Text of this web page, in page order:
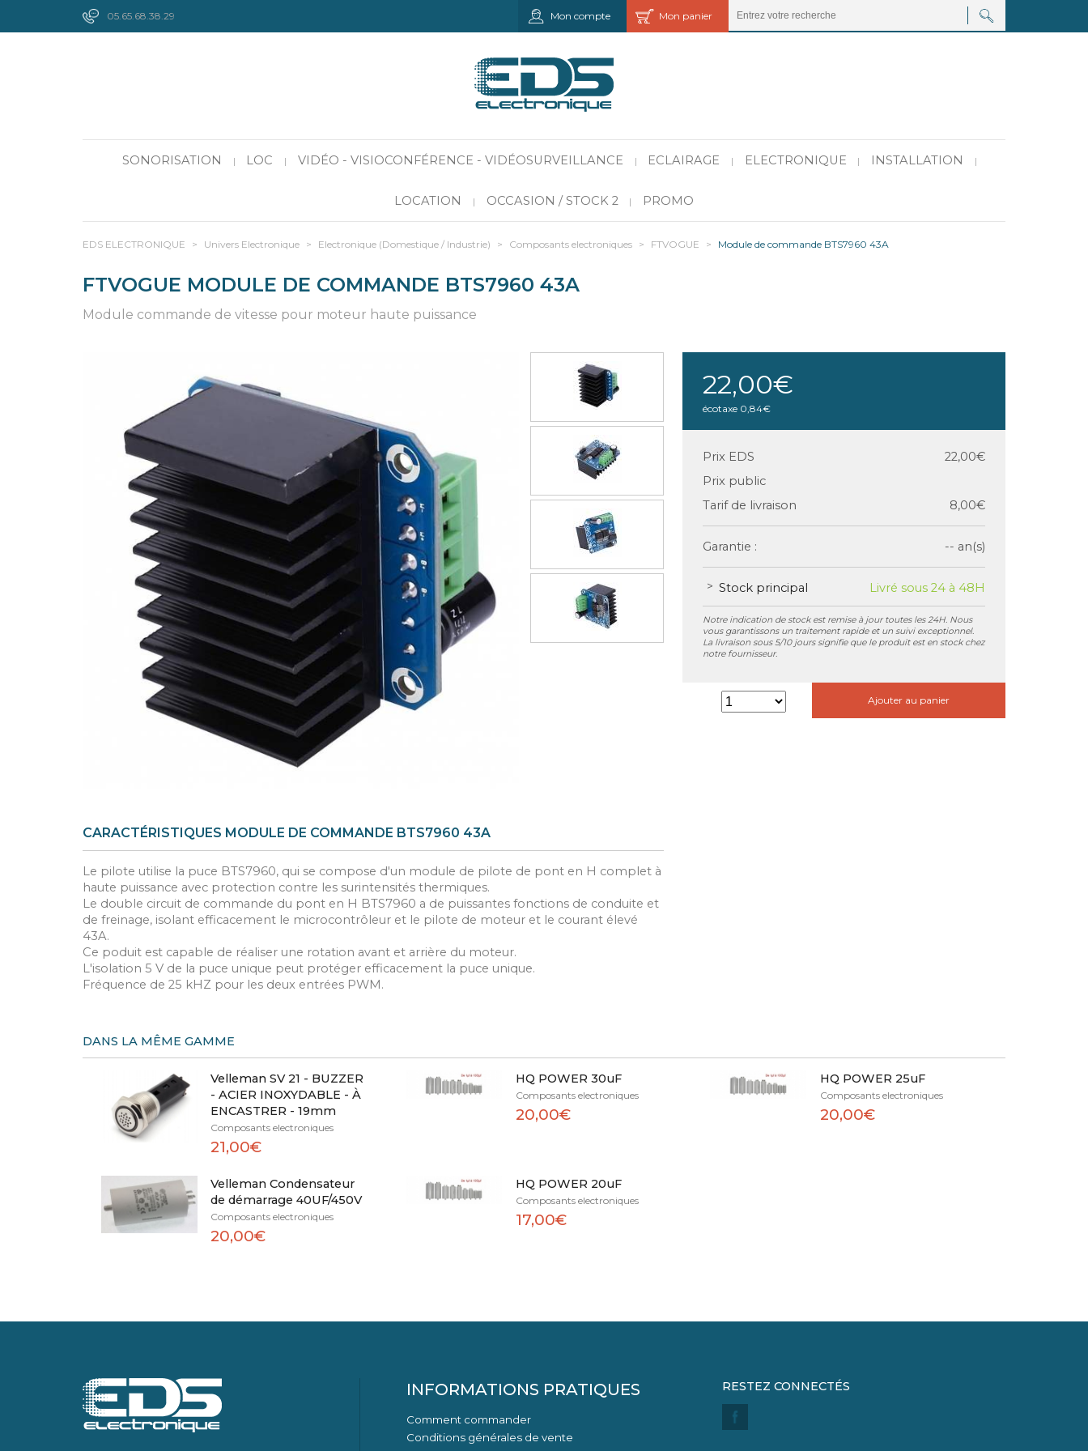
05.65.68.38.29 Mon panier
Mon compte
SONORISATION | LOC | VIDÉO - VISIOCONFÉRENCE - VIDÉOSURVEILLANCE | ECLAIRAGE | ELECTRONIQUE | INSTALLATION |
LOCATION | OCCASION / STOCK 2 | PROMO
EDS ELECTRONIQUE > Univers Electronique > Electronique (Domestique / Industrie) > Composants electroniques > FTVOGUE > Module de commande BTS7960 43A
FTVOGUE MODULE DE COMMANDE BTS7960 43A
Module commande de vitesse pour moteur haute puissance
22,00€
écotaxe 0,84€
Prix EDS
22,00€
Prix public
Tarif de livraison
8,00€
Garantie : -- an(s)
Stock principal Livré sous 24 à 48H
Notre indication de stock est remise à jour toutes les 24H. Nous
vous garantissons un traitement rapide et un suivi exceptionnel.
La livraison sous 5/10 jours signifie que le produit est en stock chez
notre fournisseur.
Ajouter au panier
CARACTÉRISTIQUES MODULE DE COMMANDE BTS7960 43A
Le pilote utilise la puce BTS7960, qui se compose d'un module de pilote de pont en H complet à
haute puissance avec protection contre les surintensités thermiques.
Le double circuit de commande du pont en H BTS7960 a de puissantes fonctions de conduite et
de freinage, isolant efficacement le microcontrôleur et le pilote de moteur et le courant élevé
43A.
Ce poduit est capable de réaliser une rotation avant et arrière du moteur.
L'isolation 5 V de la puce unique peut protéger efficacement la puce unique.
Fréquence de 25 kHZ pour les deux entrées PWM.
DANS LA MÊME GAMME
Velleman SV 21 - BUZZER
- ACIER INOXYDABLE - À
ENCASTRER - 19mm
Composants electroniques
21,00€
HQ POWER 30uF
Composants electroniques
20,00€
HQ POWER 25uF
Composants electroniques
20,00€
Velleman Condensateur
de démarrage 40UF/450V
Composants electroniques
20,00€
HQ POWER 20uF
Composants electroniques
17,00€
INFORMATIONS PRATIQUES
Comment commander
Conditions générales de vente